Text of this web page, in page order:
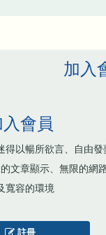
加入
入會員
得以暢所欲言、自由發
文章顯示、無限的網
寬容的環境
註冊